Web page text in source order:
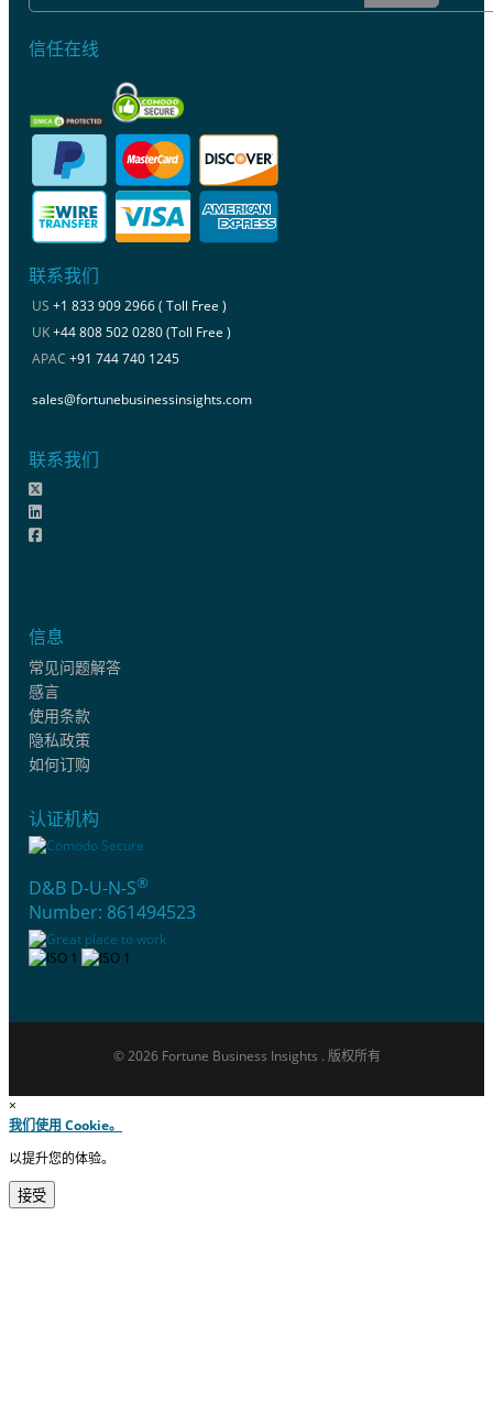
信任在线
联系我们
US +1 833 909 2966 ( Toll Free )
UK+44 808 502 0280 (Toll Free )
APAC +91 744 740 1245
sales@fortunebusinessinsights.com
联系我们
信息
常见问题解答
感言
使用条款
隐私政策
如何订购
认证机构
D&B D-U-N-S®
Number: 861494523
© 2026 Fortune Business Insights . 版权所有
×
我们使用 Cookie。
以提升您的体验。
接受